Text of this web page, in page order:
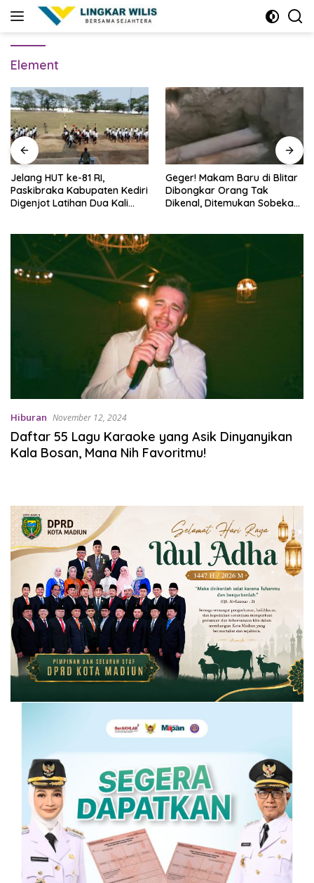
Element
Jelang HUT ke-81 RI,
Paskibraka Kabupaten Kediri
Digenjot Latihan Dua Kali
Geger! Makam Baru di Blitar
Dibongkar Orang Tak
Dikenal, Ditemukan Sobekan
Hiburan November 12, 2024
Daftar 55 Lagu Karaoke yang Asik Dinyanyikan
Kala Bosan, Mana Nih Favoritmu!